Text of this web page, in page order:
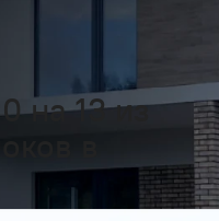
на 13 из
в